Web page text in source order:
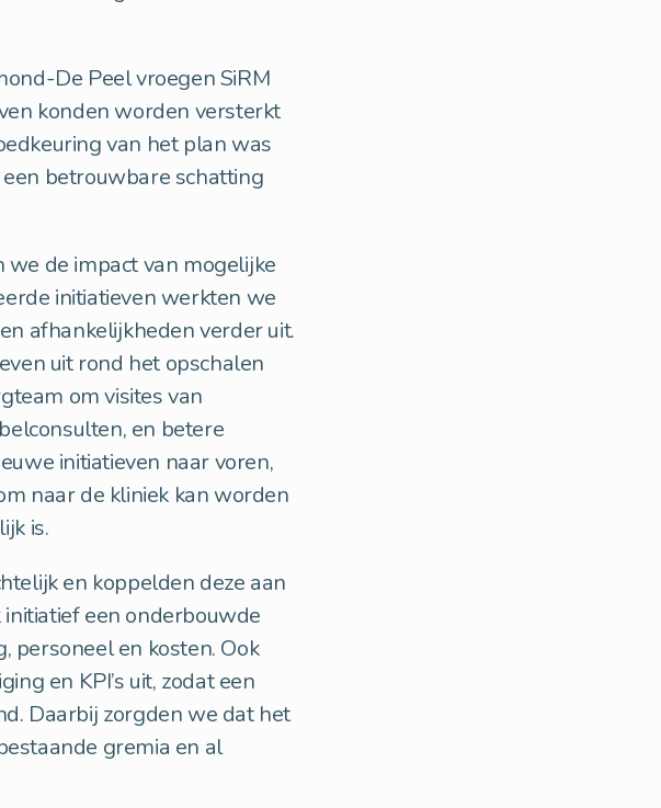
De Peel vroegen SiRM
konden worden versterkt
van het plan was
betrouwbare schatting
de impact van mogelijke
initiatieven werkten we
afhankelijkheden verder uit.
uit rond het opschalen
om visites van
en betere
initiatieven naar voren,
naar de kliniek kan worden
is.
en koppelden deze aan
een onderbouwde
personeel en kosten. Ook
en KPI’s uit, zodat een
Daarbij zorgden we dat het
gremia en al